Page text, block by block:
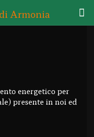
energetico per
presente in noi ed